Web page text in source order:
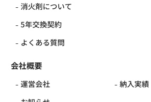
消火剤について
5年交換契約
よくある質問
会社概要
運営会社
納入実績